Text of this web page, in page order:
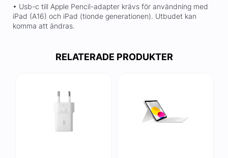
• Usb-c till Apple Pencil-adapter krävs för användning med
iPad (A16) och iPad (tionde generationen). Utbudet kan
komma att ändras.
RELATERADE PRODUKTER